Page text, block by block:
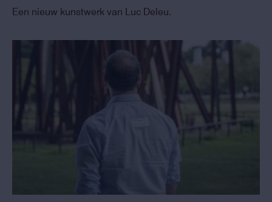
Een nieuw kunstwerk van Luc Deleu.